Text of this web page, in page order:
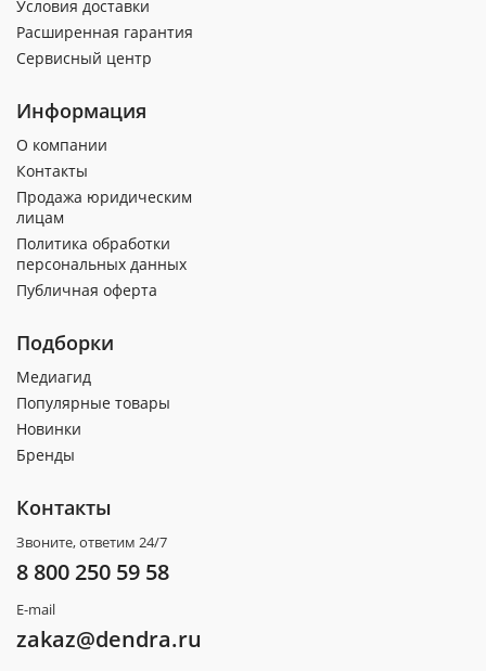
Условия доставки
Расширенная гарантия
Сервисный центр
Информация
О компании
Контакты
Продажа юридическим
лицам
Политика обработки
персональных данных
Публичная оферта
Подборки
Медиагид
Популярные товары
Новинки
Бренды
Контакты
Звоните, ответим 24/7
8 800 250 59 58
E-mail
zakaz@dendra.ru